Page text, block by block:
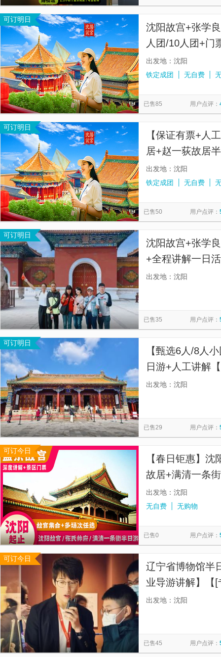
可订明日
沈阳故宫+张学
人团/10人团+门
出发地：沈阳
铁定成团
无自费
已售85 用户点评：
可订明日
【保证有票+人
居+赵一荻故居
出发地：沈阳
铁定成团
无自费
已售50 用户点评：
可订明日
沈阳故宫+张学
+全程讲解一日
尽盛京老城精华
出发地：沈阳
已售35 用户点评：
可订明日
【甄选6人/8人
日游+人工讲解
体验感更佳】
出发地：沈阳
已售29 用户点评：
可订今日
【春日钜惠】
故居+满清一条
时深度讲解】
出发地：沈阳
无自费
无购物
已售0 用户点评：
可订今日
辽宁省博物馆半
业导游讲解】【
经验，懂历史，
出发地：沈阳
已售45 用户点评：